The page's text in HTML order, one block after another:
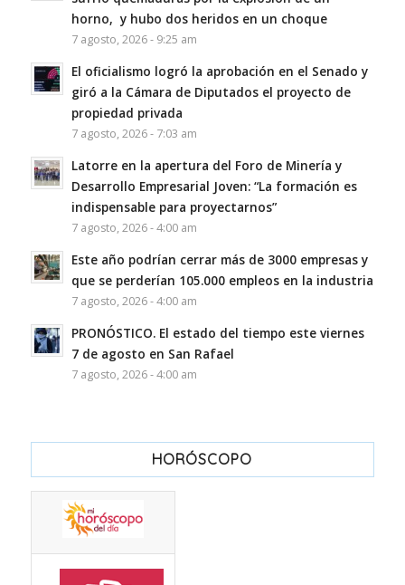
horno, y hubo dos heridos en un choque
7 agosto, 2026 - 9:25 am
El oficialismo logró la aprobación en el Senado y
giró a la Cámara de Diputados el proyecto de
propiedad privada
7 agosto, 2026 - 7:03 am
Latorre en la apertura del Foro de Minería y
Desarrollo Empresarial Joven: “La formación es
indispensable para proyectarnos”
7 agosto, 2026 - 4:00 am
Este año podrían cerrar más de 3000 empresas y
que se perderían 105.000 empleos en la industria
7 agosto, 2026 - 4:00 am
PRONÓSTICO. El estado del tiempo este viernes
7 de agosto en San Rafael
7 agosto, 2026 - 4:00 am
HORÓSCOPO